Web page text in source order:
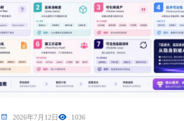
2026年7月12日 1036